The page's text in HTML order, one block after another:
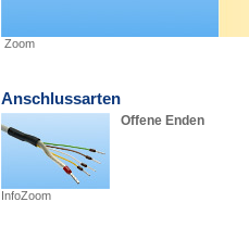
Zoom
Anschlussarten
InfoZoom
Offene Enden